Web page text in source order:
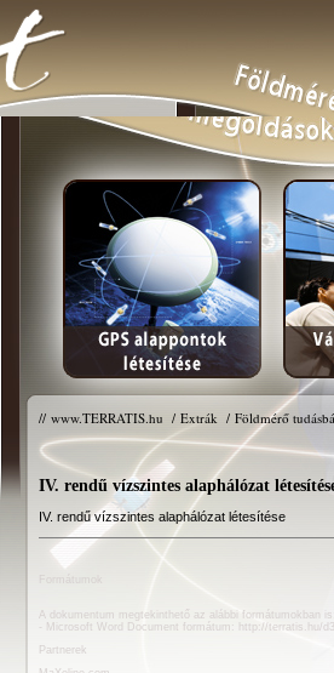
// www.TERRATIS.hu / Extrák / Földmérő
IV. rendű vízszintes alaphálózat
IV. rendű vízszintes alaphálózat létesítése
A dokumentum megtekinthető az alábbi formátumokban
- Microsoft Word Document formátum:
http://terratis.hu/
Partnerek